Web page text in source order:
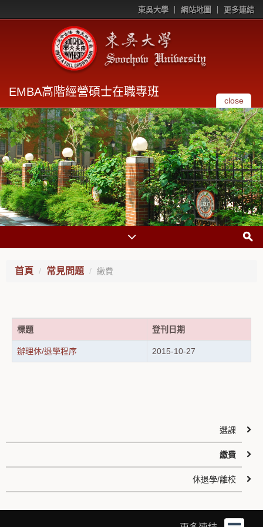
東吳大學 網站地圖 更多連結
EMBA高階經營碩士在職專班
close
首頁 常見問題 繳費
標題 登刊日期
辦理休/退學程序 2015-10-27
選課
繳費
休退學/離校